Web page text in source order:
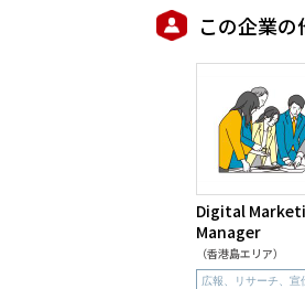
この企業
Digital
Manager
（香港島エリア）
広報、リサーチ、宣